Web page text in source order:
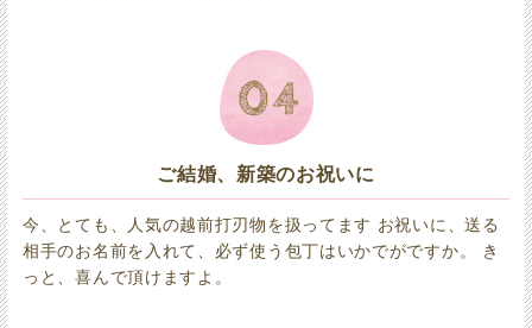
ご結婚、新築のお祝いに
今、とても、人気の越前打刃物を扱ってます お祝いに、送る
相手のお名前を入れて、必ず使う包丁はいかでがですか。 き
っと、喜んで頂けますよ。